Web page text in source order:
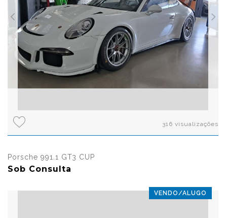
316 visualizações
Porsche 991.1 GT3 CUP
Sob Consulta
VENDO/ALUGO